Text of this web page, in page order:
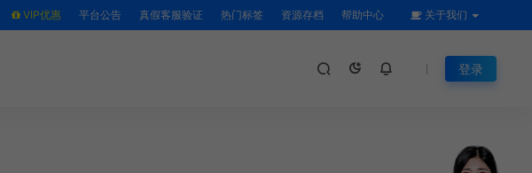
VIP优惠 平台公告 真假客服验证 热门标签 资源存档 帮助中心 关于我们
登录